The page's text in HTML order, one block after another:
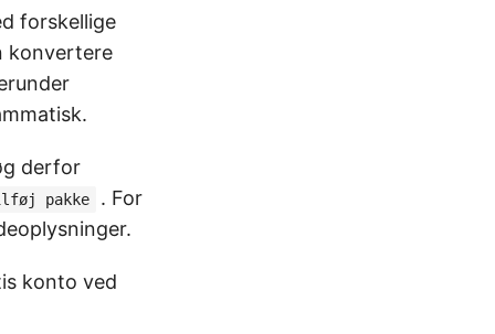
forskellige
konvertere
derfor
pakke
. For
konto ved